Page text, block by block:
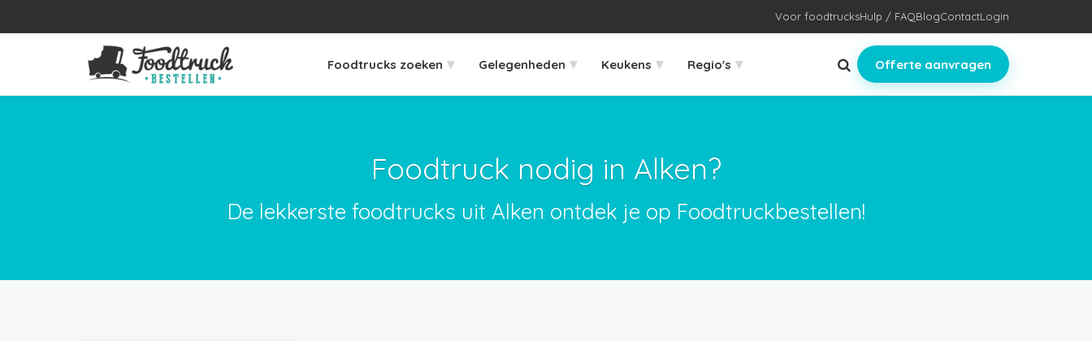
Voor foodtrucksHulp / FAQBlogContactLogin
Foodtrucks zoeken ▾ Gelegenheden ▾ Keukens ▾ Regio's ▾ Offerte aanvragen
Foodtruck nodig in Alken?
De lekkerste foodtrucks uit Alken ontdek je op Foodtruckbestellen!